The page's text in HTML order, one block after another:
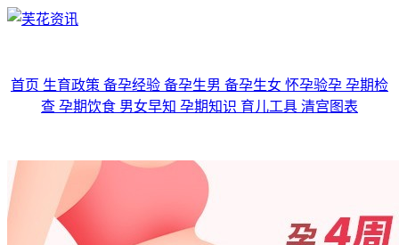
首页 生育政策 备孕经验 备孕生男 备孕生女 怀孕验孕 孕期检
查 孕期饮食 男女早知 孕期知识 育儿工具 清宫图表